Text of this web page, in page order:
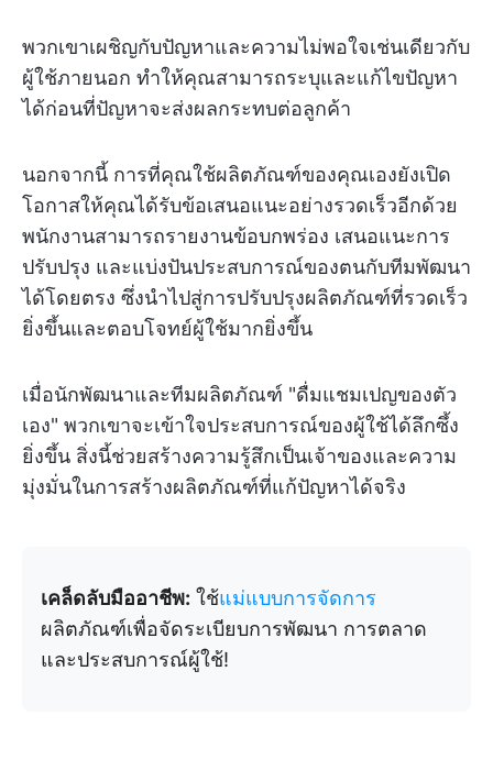
พวกเขาเผชิญกับปัญหาและความไม่พอใจเช่นเดียวกับ
ผู้ใช้ภายนอก ทำให้คุณสามารถระบุและแก้ไขปัญหา
ได้ก่อนที่ปัญหาจะส่งผลกระทบต่อลูกค้า
นอกจากนี้ การที่คุณใช้ผลิตภัณฑ์ของคุณเองยังเปิด
โอกาสให้คุณได้รับข้อเสนอแนะอย่างรวดเร็วอีกด้วย
พนักงานสามารถรายงานข้อบกพร่อง เสนอแนะการ
ปรับปรุง และแบ่งปันประสบการณ์ของตนกับทีมพัฒนา
ได้โดยตรง ซึ่งนำไปสู่การปรับปรุงผลิตภัณฑ์ที่รวดเร็ว
ยิ่งขึ้นและตอบโจทย์ผู้ใช้มากยิ่งขึ้น
เมื่อนักพัฒนาและทีมผลิตภัณฑ์ "ดื่มแชมเปญของตัว
เอง" พวกเขาจะเข้าใจประสบการณ์ของผู้ใช้ได้ลึกซึ้ง
ยิ่งขึ้น สิ่งนี้ช่วยสร้างความรู้สึกเป็นเจ้าของและความ
มุ่งมั่นในการสร้างผลิตภัณฑ์ที่แก้ปัญหาได้จริง
เคล็ดลับมืออาชีพ: ใช้แม่แบบการจัดการ
ผลิตภัณฑ์เพื่อจัดระเบียบการพัฒนา การตลาด
และประสบการณ์ผู้ใช้!